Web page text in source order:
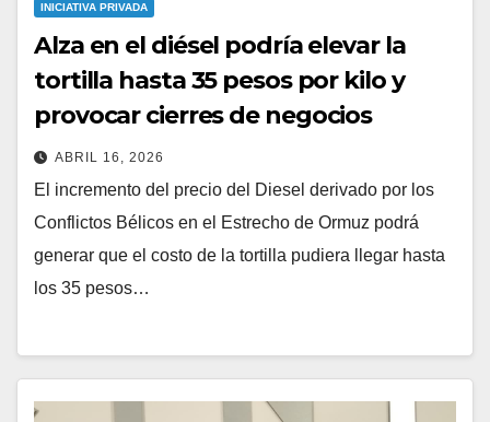
INICIATIVA PRIVADA
Alza en el diésel podría elevar la
tortilla hasta 35 pesos por kilo y
provocar cierres de negocios
ABRIL 16, 2026
El incremento del precio del Diesel derivado por los
Conflictos Bélicos en el Estrecho de Ormuz podrá
generar que el costo de la tortilla pudiera llegar hasta
los 35 pesos…